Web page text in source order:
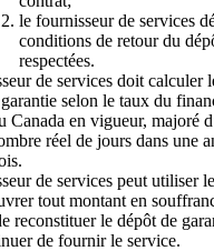
le fournisseur de services
conditions de retour du
respectées.
de services doit calculer
selon le taux du
Canada en vigueur, majoré
réel de jours dans une
de services peut utiliser
tout montant en
reconstituer le dépôt de
de fournir le service.